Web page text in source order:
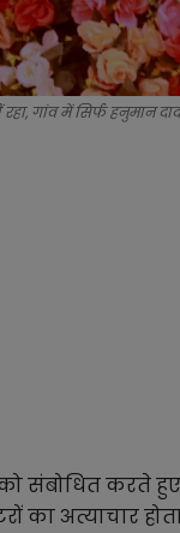
गांव में सिर्फ हनुमान
संबोधित करते
का अत्याचार